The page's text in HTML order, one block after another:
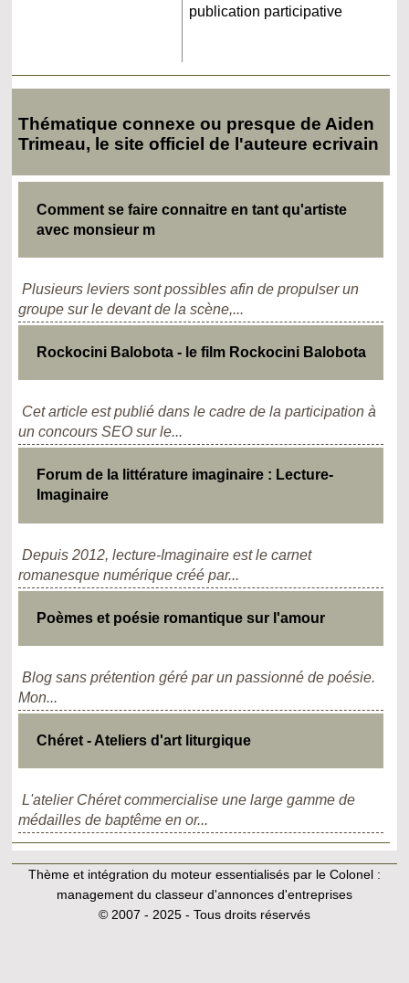
publication participative
Thématique connexe ou presque de Aiden
Trimeau, le site officiel de l'auteure ecrivain
Comment se faire connaitre en tant qu'artiste
avec monsieur m
Plusieurs leviers sont possibles afin de propulser un
groupe sur le devant de la scène,...
Rockocini Balobota - le film Rockocini Balobota
Cet article est publié dans le cadre de la participation à
un concours SEO sur le...
Forum de la littérature imaginaire : Lecture-
Imaginaire
Depuis 2012, lecture-Imaginaire est le carnet
romanesque numérique créé par...
Poèmes et poésie romantique sur l'amour
Blog sans prétention géré par un passionné de poésie.
Mon...
Chéret - Ateliers d'art liturgique
L'atelier Chéret commercialise une large gamme de
médailles de baptême en or...
Thème et intégration du moteur essentialisés par le Colonel :
management du classeur d'annonces d'entreprises
© 2007 - 2025 - Tous droits réservés